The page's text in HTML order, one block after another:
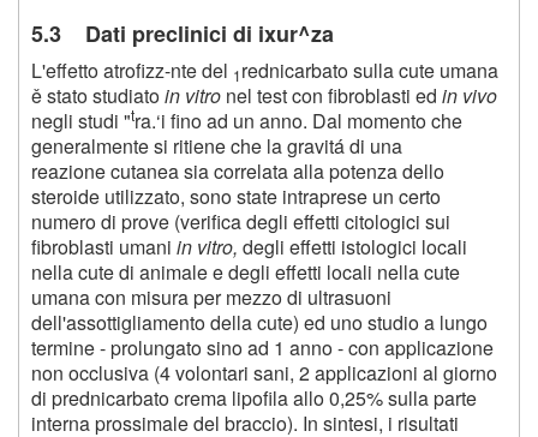
5.3 Dati preclinici di ixur^za
L'effetto atrofizz-nte del 1rednicarbato sulla cute umana
ě stato studiatoin vitro nel test con fibroblasti ed in vivo
negli studi "tra.‘i fino ad un anno. Dal momento che
generalmente si ritiene che la gravitá di una
reazione cutanea sia correlata alla potenza dello
steroide utilizzato, sono state intraprese un certo
numero di prove (verifica degli effetti citologici sui
fibroblasti umani in vitro, degli effetti istologici locali
nella cute di animale e degli effetti locali nella cute
umana con misura per mezzo di ultrasuoni
dell'assottigliamento della cute) ed uno studio a lungo
termine - prolungato sino ad 1 anno - con applicazione
non occlusiva (4 volontari sani, 2 applicazioni al giorno
di prednicarbato crema lipofila allo 0,25% sulla parte
interna prossimale del braccio). In sintesi, i risultati